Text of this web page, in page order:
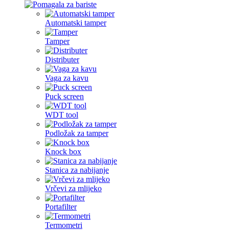
Automatski tamper
Tamper
Distributer
Vaga za kavu
Puck screen
WDT tool
Podložak za tamper
Knock box
Stanica za nabijanje
Vrčevi za mlijeko
Portafilter
Termometri